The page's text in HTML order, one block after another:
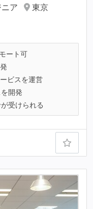
ア
東京
ート可
ビスを運営
開発
受けられる